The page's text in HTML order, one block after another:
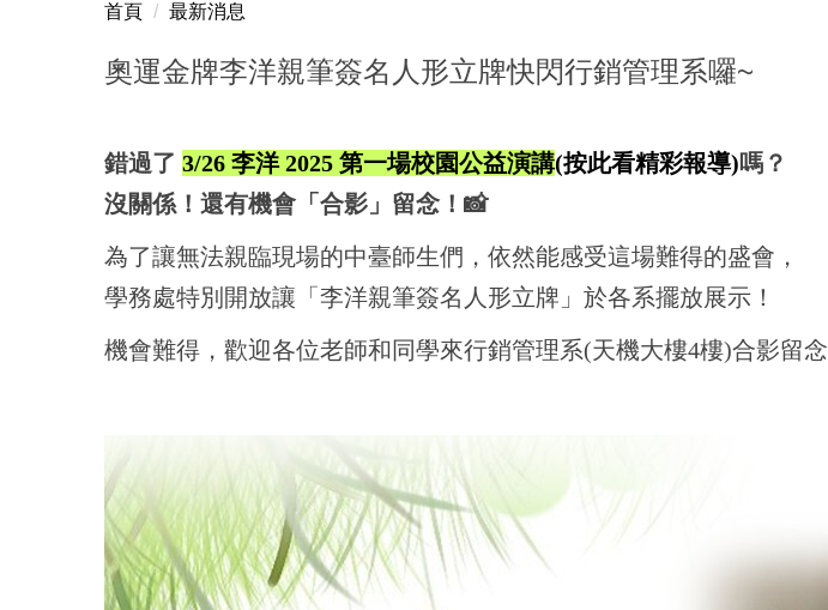
首頁 最新消息
奧運金牌李洋親筆簽名人形立牌快閃行銷管理系囉~
錯過了 3/26 李洋 2025 第一場校園公益演講(按此看精彩報導)嗎？
沒關係！還有機會「合影」留念！📸
為了讓無法親臨現場的中臺師生們，依然能感受這場難得的盛會，
學務處特別開放讓「李洋親筆簽名人形立牌」於各系擺放展示！
機會難得，歡迎各位老師和同學來行銷管理系(天機大樓4樓)合影留念